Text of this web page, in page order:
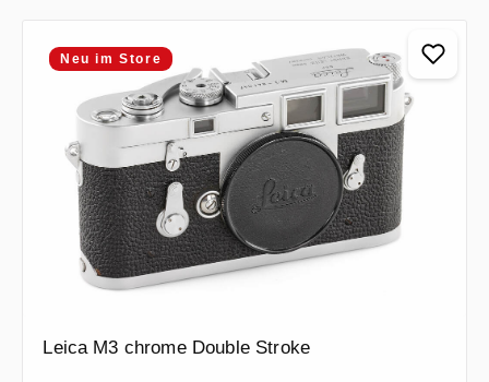
Neu im Store
Leica M3 chrome Double Stroke